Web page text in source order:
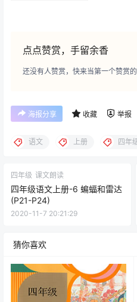
点点赞赏，手留余香
还没有人赞赏，快来当第一个赞赏的
海报分享 收藏 举报
语文 上册 四年
四年级 课文朗读
四年级语文上册-6 蝙蝠和雷达
(P21-P24)
2020-11-7 20:21:29
猜你喜欢